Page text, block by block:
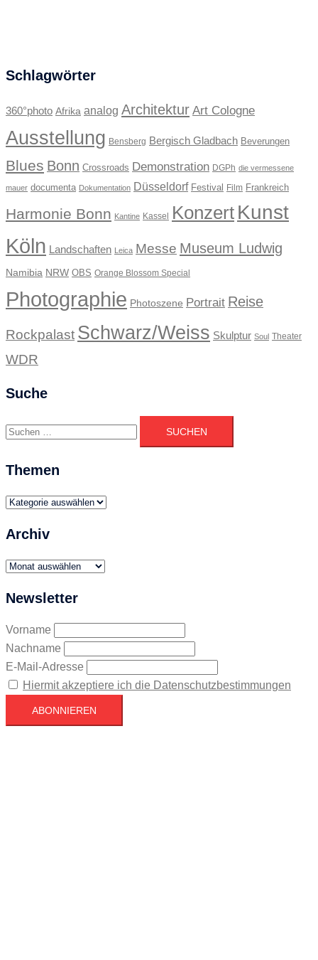
Schlagwörter
360°photo Afrika analog Architektur Art Cologne
Ausstellung Bensberg Bergisch Gladbach Beverungen
Blues Bonn Crossroads Demonstration DGPh die vermessene
mauer documenta Dokumentation Düsseldorf Festival Film Frankreich
Harmonie Bonn Kantine Kassel Konzert Kunst
Köln Landschaften Leica Messe Museum Ludwig
Namibia NRW OBS Orange Blossom Special
Photographie Photoszene Portrait Reise
Rockpalast Schwarz/Weiss Skulptur Soul Theater
WDR
Suche
Suchen
nach:
Themen
Themen
Archiv
Archiv
Newsletter
Vorname
Nachname
E-Mail-Adresse
Hiermit akzeptiere ich die Datenschutzbestimmungen